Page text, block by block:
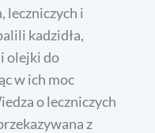
leczniczych i
kadzidła,
olejki do
w ich moc
o leczniczych
z